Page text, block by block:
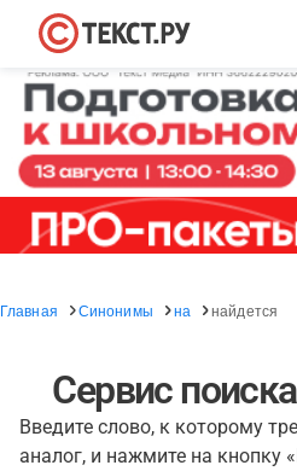
Главная Синонимы на найдется
Сервис
Введите слово, к которому
аналог, и нажмите на кнопку